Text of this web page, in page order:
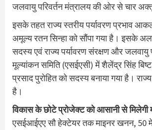
जलवायु परिवर्तन मंत्रालय की ओर से चार
इसके तहत राज्य स्तरीय पर्यावरण प्रभाव
अमूल्य रतन सिन्हा को सौंपा गया है। इसके
सदस्य एवं राज्य पर्यावरण संरक्षण और जलवायु
मूल्यांकन समिति (एसईएसी) में शैलेंद्र सिंह
प्रसाद पुरोहित को सदस्य बनाया गया है।
है।
विकास के छोटे प्रोजेक्ट को आसानी से मिलेगी
एसईआईएए सौ हेक्टेयर तक माइनर खनन, 50